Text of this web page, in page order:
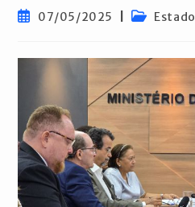
Post07/05/2025
Categoria
Estado